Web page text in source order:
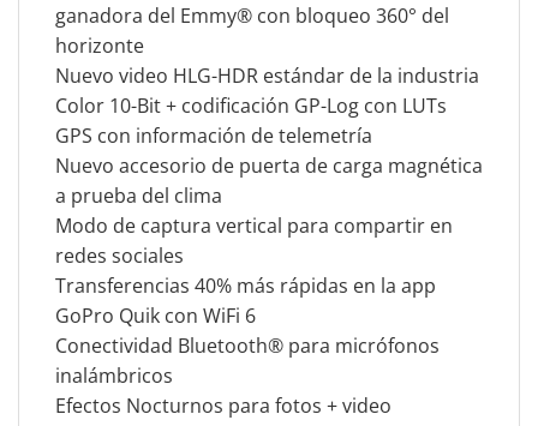
ganadora del Emmy® con bloqueo 360° del
horizonte
Nuevo video HLG-HDR estándar de la industria
Color 10-Bit + codificación GP-Log con LUTs
GPS con información de telemetría
Nuevo accesorio de puerta de carga magnética
a prueba del clima
Modo de captura vertical para compartir en
redes sociales
Transferencias 40% más rápidas en la app
GoPro Quik con WiFi 6
Conectividad Bluetooth® para micrófonos
inalámbricos
Efectos Nocturnos para fotos + video